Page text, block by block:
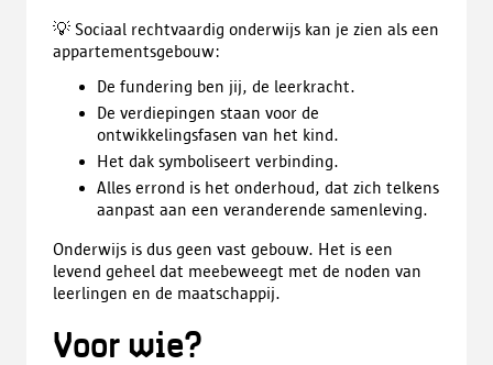
💡 Sociaal rechtvaardig onderwijs kan je zien als een
appartementsgebouw:
De fundering ben jij, de leerkracht.
De verdiepingen staan voor de
ontwikkelingsfasen van het kind.
Het dak symboliseert verbinding.
Alles errond is het onderhoud, dat zich telkens
aanpast aan een veranderende samenleving.
Onderwijs is dus geen vast gebouw. Het is een
levend geheel dat meebeweegt met de noden van
leerlingen en de maatschappij.
Voor wie?